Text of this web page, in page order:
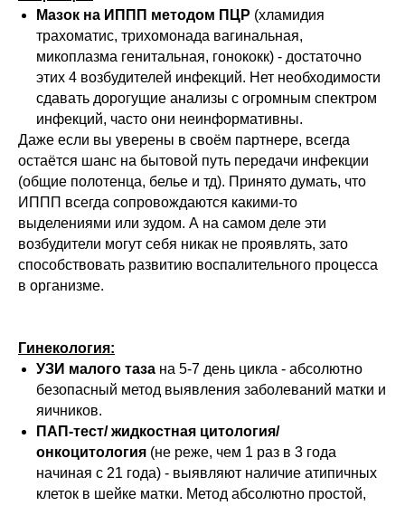
Мазок на ИППП методом ПЦР (хламидия
трахоматис, трихомонада вагинальная,
микоплазма генитальная, гонококк) - достаточно
этих 4 возбудителей инфекций. Нет необходимости
сдавать дорогущие анализы с огромным спектром
инфекций, часто они неинформативны.
Даже если вы уверены в своём партнере, всегда
остаётся шанс на бытовой путь передачи инфекции
(общие полотенца, белье и тд). Принято думать, что
ИППП всегда сопровождаются какими-то
выделениями или зудом. А на самом деле эти
возбудители могут себя никак не проявлять, зато
способствовать развитию воспалительного процесса
в организме.
Гинекология:
УЗИ малого таза на 5-7 день цикла - абсолютно
безопасный метод выявления заболеваний матки и
яичников.
ПАП-тест/ жидкостная цитология/
онкоцитология (не реже, чем 1 раз в 3 года
начиная с 21 года) - выявляют наличие атипичных
клеток в шейке матки. Метод абсолютно простой,